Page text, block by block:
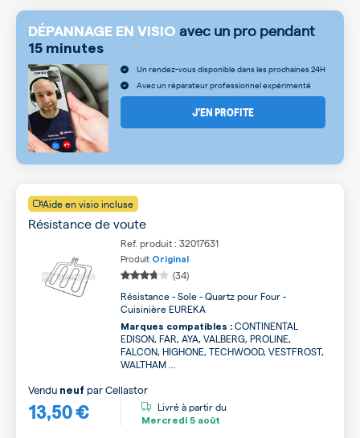
DÉPANNAGE EN VISIO avec un pro pendant
15 minutes
Un rendez-vous disponible dans les prochaines 24H
Avec un réparateur professionnel expérimenté
J’EN PROFITE
Aide en visio incluse
Résistance de voute
Ref. produit : 32017631
Produit Original
(34)
Résistance - Sole - Quartz pour Four -
Cuisinière EUREKA
Marques compatibles : CONTINENTAL
EDISON, FAR, AYA, VALBERG, PROLINE,
FALCON, HIGHONE, TECHWOOD, VESTFROST,
WALTHAM ...
13,50 €
Vendu neuf parCellastor
Livré à partir du
Mercredi 5 août